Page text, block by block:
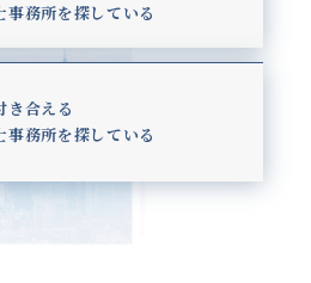
事務所を探している
き合える
事務所を探している